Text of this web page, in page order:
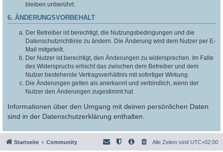
bleiben unberührt.
6. ÄNDERUNGSVORBEHALT
Der Betreiber ist berechtigt, die Nutzungsbedingungen und die
Datenschutzrichtlinie zu ändern. Die Änderung wird dem Nutzer per E-
Mail mitgeteilt.
Der Nutzer ist berechtigt, den Änderungen zu widersprechen. Im Falle
des Widerspruchs erlischt das zwischen dem Betreiber und dem
Nutzer bestehende Vertragsverhältnis mit sofortiger Wirkung.
Die Änderungen gelten als anerkannt und verbindlich, wenn der
Nutzer den Änderungen zugestimmt hat.
Informationen über den Umgang mit deinen persönlichen Daten
sind in der Datenschutzerklärung enthalten.
Startseite Community Alle Zeiten sind UTC+02:00